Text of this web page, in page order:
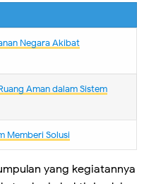
Negara Akibat
Aman dalam Sistem
Memberi Solusi
yang kegiatannya